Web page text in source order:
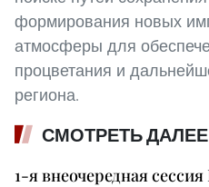
формирования новых
атмосферы для
процветания и
региона.
СМОТРЕТЬ ДАЛЕЕ
1-я внеочередная